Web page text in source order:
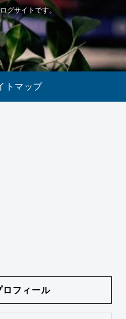
グサイトです。
トマップ
ロフィール